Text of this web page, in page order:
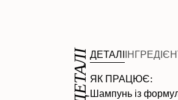
ДЕТАЛІ ДЕТАЛІ
ЯК ПРАЦЮЄ:
Шампунь із